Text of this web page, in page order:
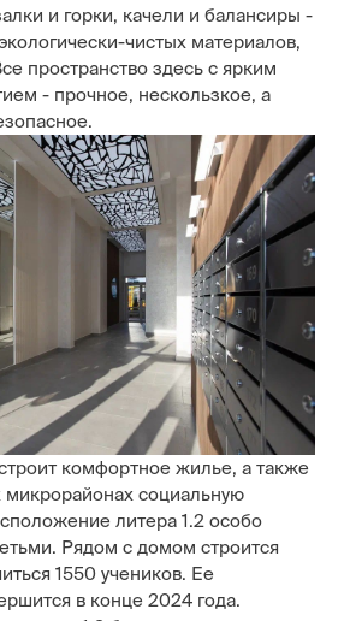
и горки, качели и балансиры -
чистых материалов,
пространство здесь с ярким
- прочное, нескользкое, а
комфортное жилье, а также
микрорайонах социальную
литера 1.2 особо
Рядом с домом строится
1550 учеников. Ее
в конце 2024 года.